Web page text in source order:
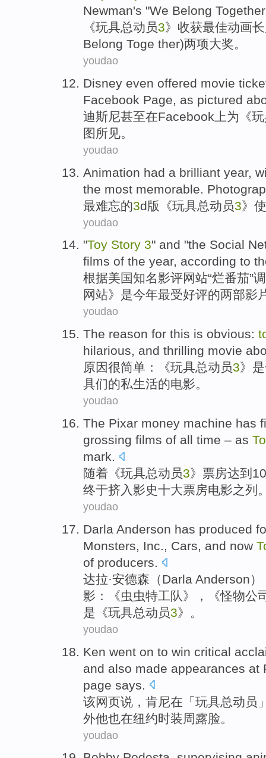
Newman's "We Belong
《玩具总动员3》 收获最佳动画长
Belong Toge ther)两项大奖。
youdao
Disney even offered movie
Facebook Page, as pictured
迪斯尼甚至在Facebook 上为 《
图所见。
youdao
Animation had a brilliant year,
the most memorable .
最难忘的3d版《玩具总动员3》
youdao
"Toy Story 3" and "the Social
films of the year, according to
根据美国知名影评网站“烂番茄”
网站》 是今年最受好评的两部影
youdao
The reason for this is obvious:
hilarious, and thrilling movie
原因很简单：《玩具总动员3》 是
具们的私生活的电影。
youdao
The Pixar money machine has
grossing films of all time – as
mark.
随着 《玩具总动员3》票房达到
终于挤入影史十大票房电影之列
youdao
Darla Anderson has produced
Monsters, Inc., Cars, and now
of producers.
达拉·安德森 （Darla Anderson
影 ：《虫虫特工队》，《怪物公
是《玩具总动员3》。
youdao
Ken went on to win critical
and also made appearances at
page says
该网页说， 肯尼在 「玩具总动员
外他也在纽约时装周露脸 。
youdao